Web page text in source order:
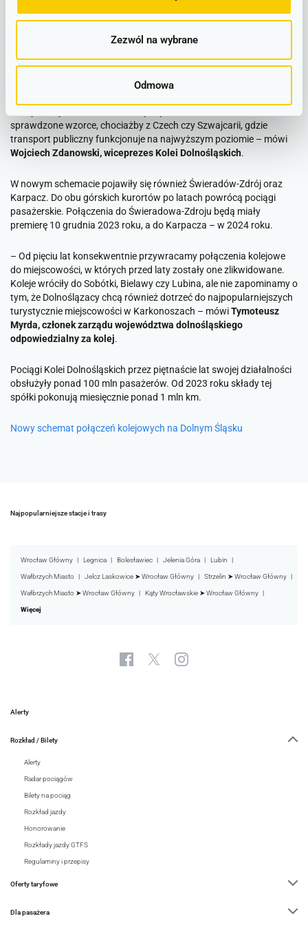
Zezwól na wybrane
Odmowa
linii zostanie ujednolicona w całym województwie, bez względu na
to, z usług którego przewoźnika skorzystamy.
–To bardzo dobra praktyka organizatora kolei, Urzędu
Marszałkowskiego Województwa Dolnośląskiego, który nie tylko
uporządkował siatkę połączeń, ale również dba o to, by taryfa za
sprawdzone wzorce, chociażby z Czech czy Szwajcarii, gdzie
transport publiczny funkcjonuje na najwyższym poziomie – mówi
Wojciech Zdanowski, wiceprezes Kolei Dolnośląskich.
W nowym schemacie pojawiły się również Świeradów-Zdrój oraz
Karpacz. Do obu górskich kurortów po latach powrócą pociągi
pasażerskie. Połączenia do Świeradowa-Zdroju będą miały
premierę 10 grudnia 2023 roku, a do Karpacza – w 2024 roku.
– Od pięciu lat konsekwentnie przywracamy połączenia kolejowe
do miejscowości, w których przed laty zostały one zlikwidowane.
Koleje wróciły do Sobótki, Bielawy czy Lubina, ale nie zapominamy o
tym, że Dolnoślązacy chcą również dotrzeć do najpopularniejszych
turystycznie miejscowości w Karkonoszach – mówiTymoteusz
Myrda, członek zarządu województwa dolnośląskiego
odpowiedzialny za kolej.
Pociągi Kolei Dolnośląskich przez piętnaście lat swojej działalności
obsłużyły ponad 100 mln pasażerów. Od 2023 roku składy tej
spółki pokonują miesięcznie ponad 1 mln km.
Nowy schemat połączeń kolejowych na Dolnym Śląsku
Najpopularniejsze stacje i trasy
Wrocław Główny Legnica Bolesławiec Jelenia Góra Lubin
Wałbrzych Miasto Jelcz Laskowice ➤ Wrocław Główny Strzelin ➤ Wrocław Główny
Wałbrzych Miasto ➤ Wrocław Główny Kąty Wrocławskie ➤ Wrocław Główny
Więcej
Alerty
Rozkład / Bilety
Alerty
Radar pociągów
Bilety na pociąg
Rozkład jazdy
Honorowanie
Rozkłady jazdy GTFS
Regulaminy i przepisy
Oferty taryfowe
Dla pasażera